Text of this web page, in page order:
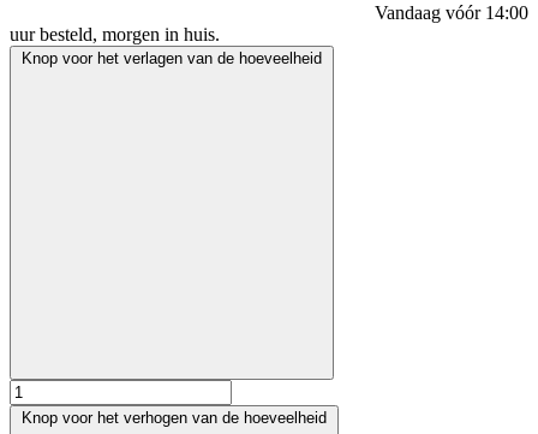
Vandaag vóór 14:00
uur besteld, morgen in huis.
Knop voor het verlagen van de hoeveelheid
Knop voor het verhogen van de hoeveelheid